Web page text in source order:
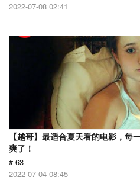
2022-07-08 02:41
【越哥】最适合夏天看的电影，每
爽了！
# 63
2022-07-04 08:45